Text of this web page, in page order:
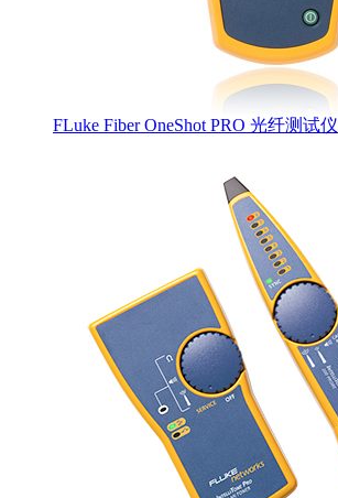
FLuke Fiber OneShot PRO 光纤测试仪